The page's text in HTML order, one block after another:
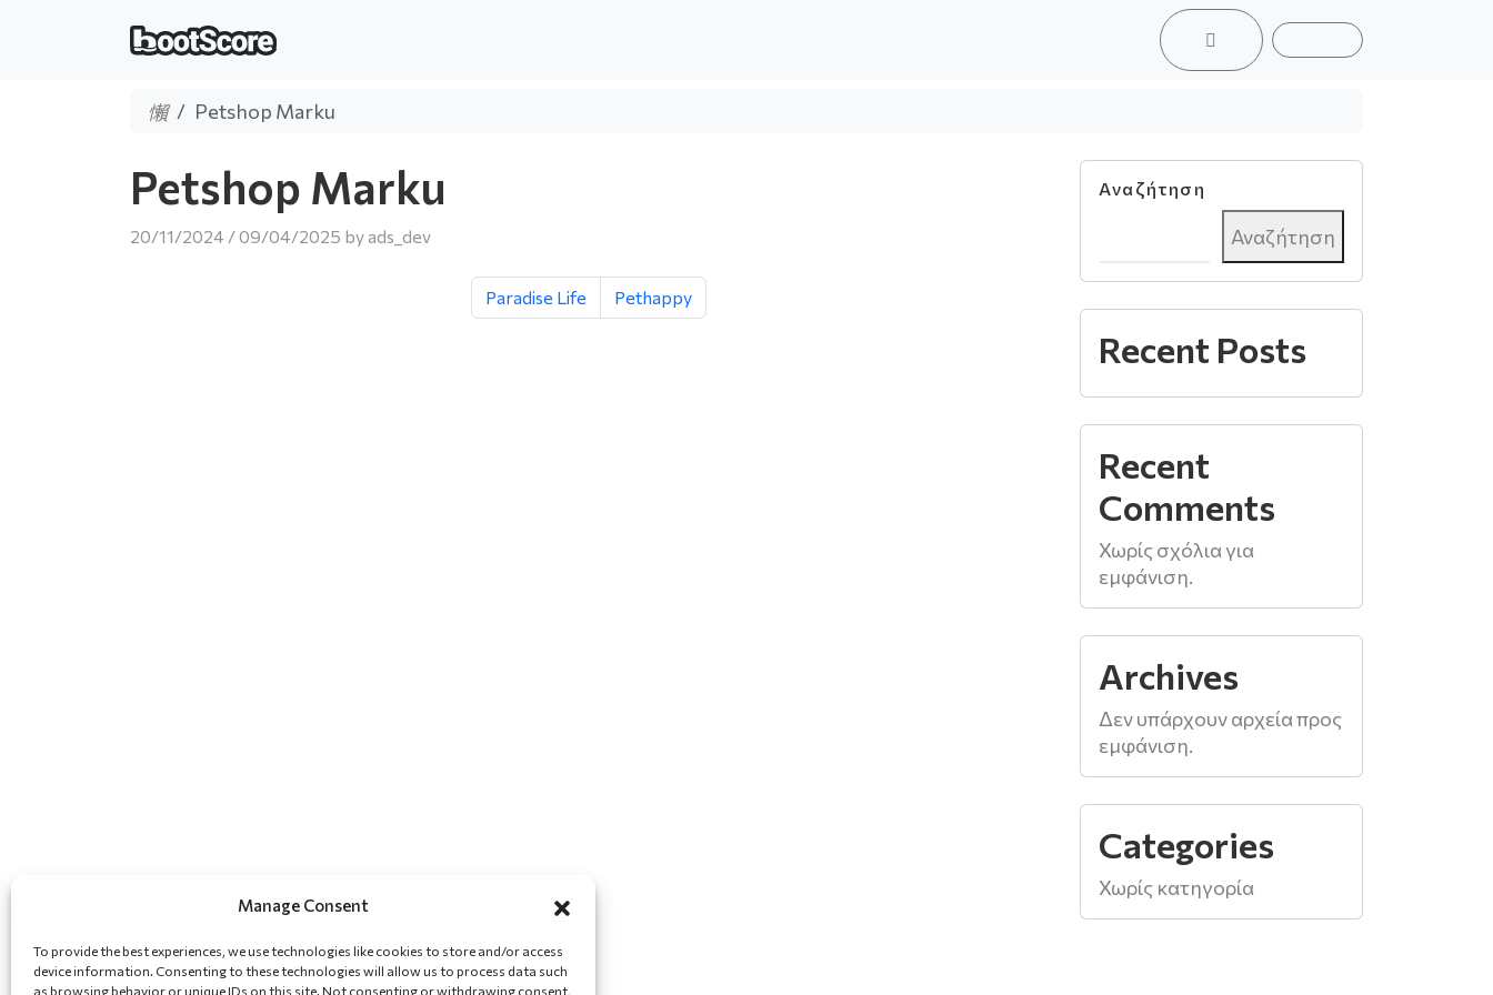
Manage Consent
To provide the best experiences, we use technologies like cookies to store and/or access
device information. Consenting to these technologies will allow us to process data such
as browsing behavior or unique IDs on this site. Not consenting or withdrawing consent,
ACCOUNT
CART
Petshop Marku
Petshop Marku
20/11/2024 /09/04/2025 by ads_dev
Paradise Life Pethappy
Αναζήτηση
Αναζήτηση
Recent Posts
Recent
Comments
Χωρίς σχόλια για
εμφάνιση.
Archives
Δεν υπάρχουν αρχεία προς
εμφάνιση.
Categories
Χωρίς κατηγορία